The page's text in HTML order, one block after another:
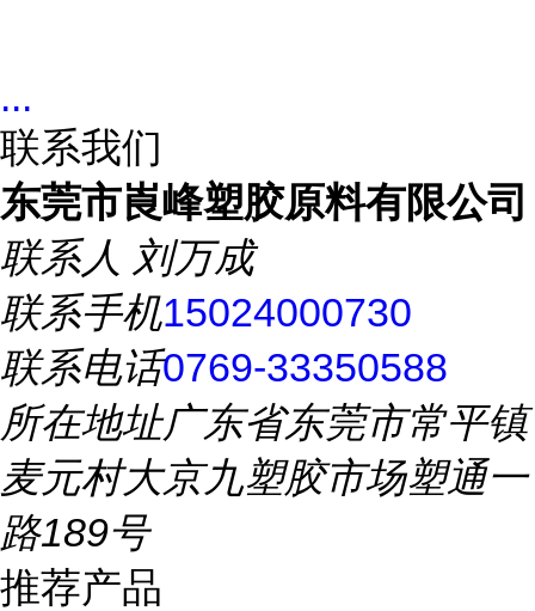
...
联系我们
东莞市崀峰塑胶原料有限公司
联系人 刘万成
联系手机15024000730
联系电话0769-33350588
所在地址广东省东莞市常平镇
麦元村大京九塑胶市场塑通一
路189号
推荐产品